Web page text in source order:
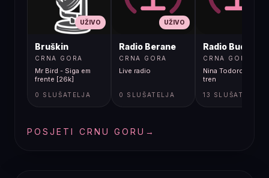
UŽIVO
Bruškin
CRNA GORA
Mr Bird - Siga em
frente [26k]
0 SLUŠATELJA
UŽIVO
Radio Berane
CRNA GORA
Live radio
0 SLUŠATELJA
Radio Budva
CRNA GORA
Nina Todorovic -
tren
13 SLUŠATELJA
POSJETI CRNU GORU →